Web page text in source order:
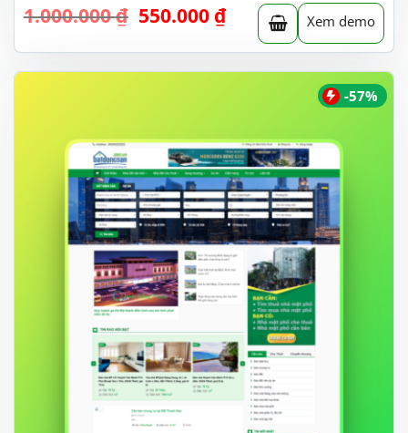
1.000.000₫ Giá
là:
1.000.000 ₫.
550.000 ₫Giá
hiện
tại
là:
Xem demo
-57%